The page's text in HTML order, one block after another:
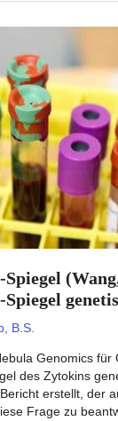
B.S.
Genomics für
des Zytokins
erstellt, der
Frage zu